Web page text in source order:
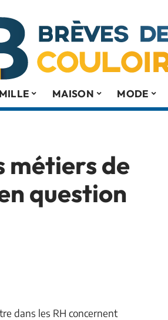
MAISON MODE
métiers de
question
dans les RH concernent